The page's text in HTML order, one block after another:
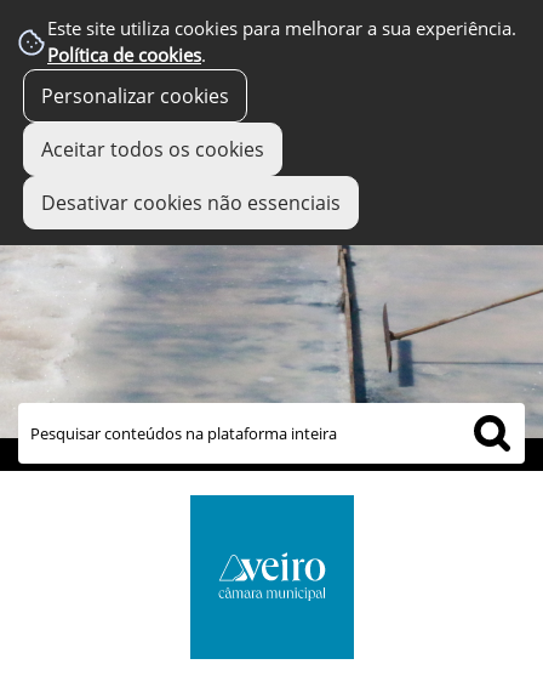
Este site utiliza cookies para melhorar a sua experiência.
Política de cookies.
Personalizar cookies
Aceitar todos os cookies
Desativar cookies não essenciais
links úteis